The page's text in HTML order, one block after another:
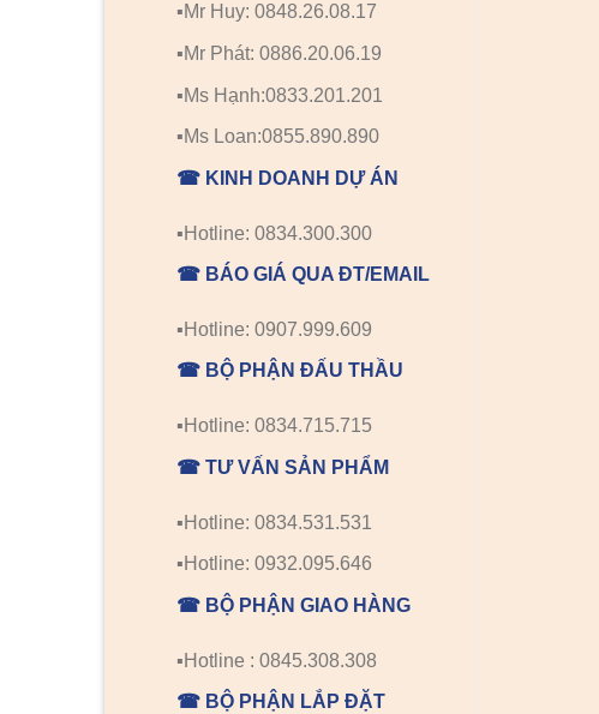
▪️Mr Huy: 0848.26.08.17
▪️Mr Phát: 0886.20.06.19
▪️Ms Hạnh:0833.201.201
▪️Ms Loan:0855.890.890
☎ KINH DOANH DỰ ÁN
▪️Hotline: 0834.300.300
☎ BÁO GIÁ QUA ĐT/EMAIL
▪️Hotline: 0907.999.609
☎ BỘ PHẬN ĐẤU THẦU
▪️Hotline: 0834.715.715
☎ TƯ VẤN SẢN PHẨM
▪️Hotline: 0834.531.531
▪️Hotline: 0932.095.646
☎ BỘ PHẬN GIAO HÀNG
▪️Hotline : 0845.308.308
☎ BỘ PHẬN LẮP ĐẶT